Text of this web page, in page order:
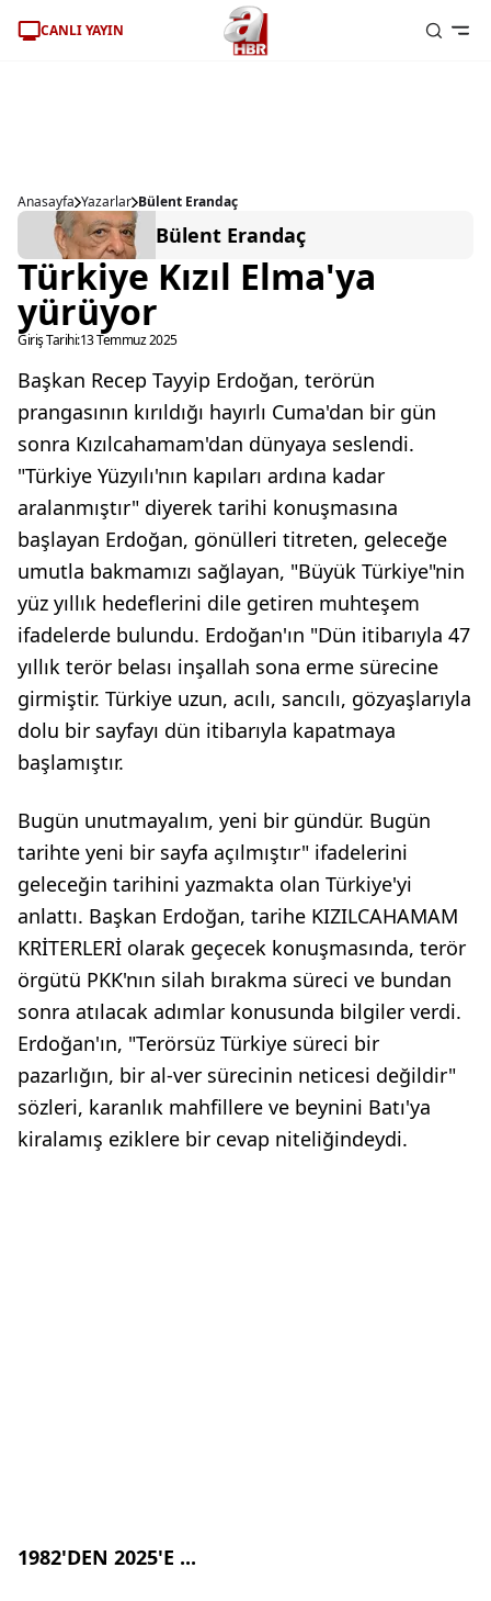
CANLI YAYIN
Anasayfa Yazarlar Bülent Erandaç
Bülent Erandaç
Türkiye Kızıl Elma'ya
yürüyor
Giriş Tarihi:13 Temmuz 2025
Başkan Recep Tayyip Erdoğan, terörün
prangasının kırıldığı hayırlı Cuma'dan bir gün
sonra Kızılcahamam'dan dünyaya seslendi.
"Türkiye Yüzyılı'nın kapıları ardına kadar
aralanmıştır" diyerek tarihi konuşmasına
başlayan Erdoğan, gönülleri titreten, geleceğe
umutla bakmamızı sağlayan, "Büyük Türkiye"nin
yüz yıllık hedeflerini dile getiren muhteşem
ifadelerde bulundu. Erdoğan'ın "Dün itibarıyla 47
yıllık terör belası inşallah sona erme sürecine
girmiştir. Türkiye uzun, acılı, sancılı, gözyaşlarıyla
dolu bir sayfayı dün itibarıyla kapatmaya
başlamıştır.
Bugün unutmayalım, yeni bir gündür. Bugün
tarihte yeni bir sayfa açılmıştır" ifadelerini
geleceğin tarihini yazmakta olan Türkiye'yi
anlattı. Başkan Erdoğan, tarihe KIZILCAHAMAM
KRİTERLERİ olarak geçecek konuşmasında, terör
örgütü PKK'nın silah bırakma süreci ve bundan
sonra atılacak adımlar konusunda bilgiler verdi.
Erdoğan'ın, "Terörsüz Türkiye süreci bir
pazarlığın, bir al-ver sürecinin neticesi değildir"
sözleri, karanlık mahfillere ve beynini Batı'ya
kiralamış eziklere bir cevap niteliğindeydi.
1982'DEN 2025'E ...